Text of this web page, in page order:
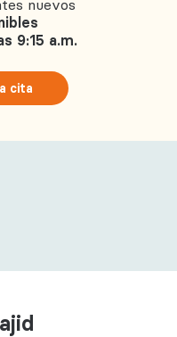
nuevos
9:15 a.m.
cita